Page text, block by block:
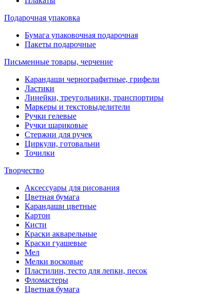
Подарочная упаковка
Бумага упаковочная подарочная
Пакеты подарочные
Письменные товары, черчение
Карандаши чернографитные, грифели
Ластики
Линейки, треугольники, транспортиры
Маркеры и текстовыделители
Ручки гелевые
Ручки шариковые
Стержни для ручек
Циркули, готовальни
Точилки
Творчество
Аксессуары для рисования
Цветная бумага
Карандаши цветные
Картон
Кисти
Краски акварельные
Краски гуашевые
Мел
Мелки восковые
Пластилин, тесто для лепки, песок
Фломастеры
Цветная бумага